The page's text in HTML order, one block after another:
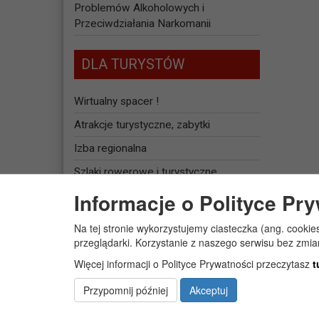
Problemów Alkoholowych i
Przeciwdziałania Narkomanii
DLA TURYSTÓW
Wirtualny spacer !
Atrakcje turystyczne, zabytki
Izba regionalna
Szlaki rowerowe i turystyczne
Baza noclegowa
JEDNOSTKI
ORGANIZACYJNE
Żłobek Gminny „PUCHATEK”
Informacje o Polityce
Na tej stronie wykorzystujemy ciasteczka (ang.
przeglądarki. Korzystanie z naszego serwisu bez
Więcej informacji o Polityce Prywatności przeczytasz
Przypomnij później
Akceptuj